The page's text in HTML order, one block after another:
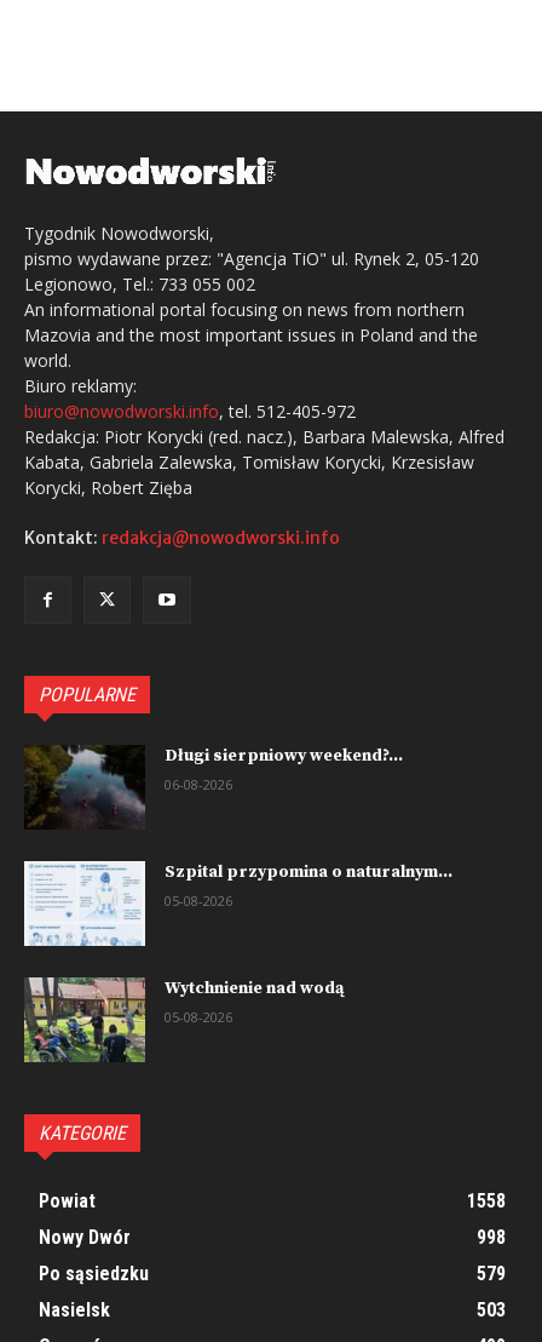
Tygodnik Nowodworski,
pismo wydawane przez: "Agencja TiO" ul. Rynek 2, 05-120
Legionowo, Tel.: 733 055 002
An informational portal focusing on news from northern
Mazovia and the most important issues in Poland and the
world.
Biuro reklamy:
biuro@nowodworski.info, tel. 512-405-972
Redakcja: Piotr Korycki (red. nacz.), Barbara Malewska, Alfred
Kabata, Gabriela Zalewska, Tomisław Korycki, Krzesisław
Korycki, Robert Zięba
Kontakt: redakcja@nowodworski.info
POPULARNE
Długi sierpniowy weekend?...
06-08-2026
Szpital przypomina o naturalnym...
05-08-2026
Wytchnienie nad wodą
05-08-2026
KATEGORIE
Powiat
1558
Nowy Dwór
998
Po sąsiedzku
579
Nasielsk
503